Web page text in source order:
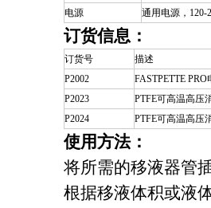
电源
通用电源，120-
订货信息：
订货号
描述
P2002
FASTPETTE
P2023
PTFE可高温高压
P2024
PTFE可高温高压
使用方法：
将所需的移液器管
根据移液体积或液